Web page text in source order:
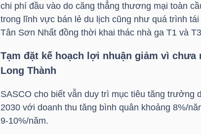
chi phí đầu vào do căng thẳng thương mại toàn
trong lĩnh vực bán lẻ du lịch cũng như quá trình
Tân Sơn Nhất đồng thời khai thác nhà ga T1 và
Tạm đặt kế hoạch lợi nhuận giảm vì
Long Thành
SASCO cho biết vẫn duy trì mục tiêu tăng trưởng
2030 với doanh thu tăng bình quân khoảng 8%/
9-10%/năm.